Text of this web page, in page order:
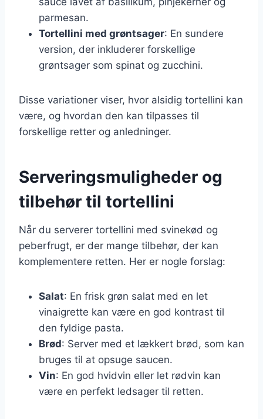
parmesan.
Tortellini med grøntsager: En sundere
version, der inkluderer forskellige
grøntsager som spinat og zucchini.
Disse variationer viser, hvor alsidig tortellini kan
være, og hvordan den kan tilpasses til
forskellige retter og anledninger.
Serveringsmuligheder og
tilbehør til tortellini
Når du serverer tortellini med svinekød og
peberfrugt, er der mange tilbehør, der kan
komplementere retten. Her er nogle forslag:
Salat: En frisk grøn salat med en let
vinaigrette kan være en god kontrast til
den fyldige pasta.
Brød: Server med et lækkert brød, som kan
bruges til at opsuge saucen.
Vin: En god hvidvin eller let rødvin kan
være en perfekt ledsager til retten.